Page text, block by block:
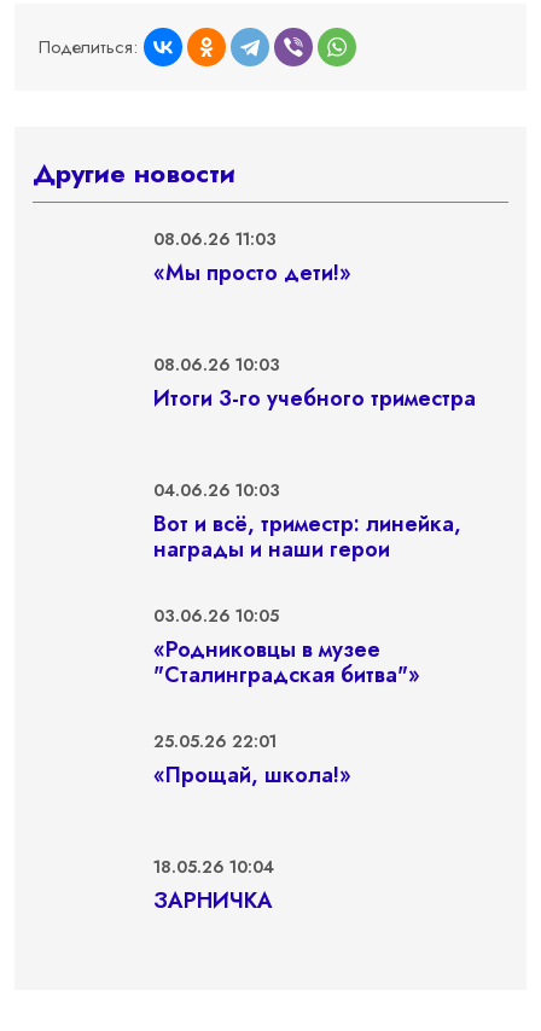
Поделиться:
Другие новости
08.06.26 11:03
«Мы просто дети!»
08.06.26 10:03
Итоги 3-го учебного триместра
04.06.26 10:03
Вот и всё, триместр: линейка,
награды и наши герои
03.06.26 10:05
«Родниковцы в музее
"Сталинградская битва"»
25.05.26 22:01
«Прощай, школа!»
18.05.26 10:04
ЗАРНИЧКА